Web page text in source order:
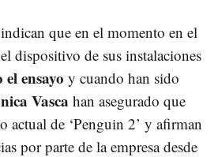
indican que en el momento en el
dispositivo de sus instalaciones
ensayo y cuando han sido
Vasca han asegurado que
actual de ‘Penguin 2’ y afirman
por parte de la empresa desde